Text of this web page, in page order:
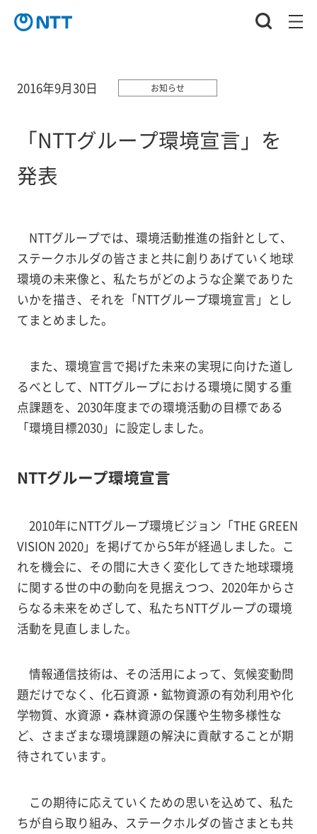
2016年9月30日 お知らせ
「NTTグループ環境宣言」を
発表
NTTグループでは、環境活動推進の指針として、
ステークホルダの皆さまと共に創りあげていく地球
環境の未来像と、私たちがどのような企業でありた
いかを描き、それを「NTTグループ環境宣言」とし
てまとめました。
また、環境宣言で掲げた未来の実現に向けた道し
るべとして、NTTグループにおける環境に関する重
点課題を、2030年度までの環境活動の目標である
「環境目標2030」に設定しました。
NTTグループ環境宣言
2010年にNTTグループ環境ビジョン「THE GREEN
VISION 2020」を掲げてから5年が経過しました。こ
れを機会に、その間に大きく変化してきた地球環境
に関する世の中の動向を見据えつつ、2020年からさ
らなる未来をめざして、私たちNTTグループの環境
活動を見直しました。
情報通信技術は、その活用によって、気候変動問
題だけでなく、化石資源・鉱物資源の有効利用や化
学物質、水資源・森林資源の保護や生物多様性な
ど、さまざまな環境課題の解決に貢献することが期
待されています。
この期待に応えていくための思いを込めて、私た
ちが自ら取り組み、ステークホルダの皆さまとも共